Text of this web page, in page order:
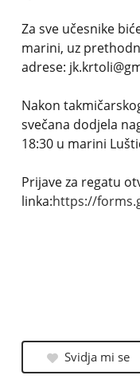
Za sve učesnike
marini, uz
adrese:
Nakon
svečana dodjela
18:30 u marini
Prijave za regatu
linka:https://
Svidja mi se